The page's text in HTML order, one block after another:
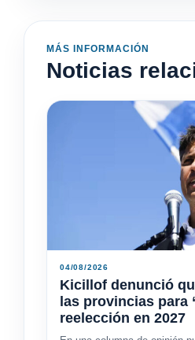
MÁS INFORMACIÓN
Noticias
04/08/2026
Kicillof denunció
las provincias para
reelección en 2027